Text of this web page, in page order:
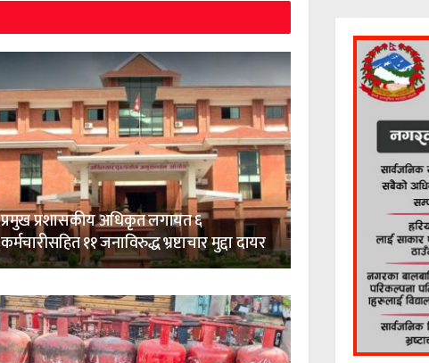
प्रमुख प्रशासकीय अधिकृत लगायत ६
कर्मचारीसहित ११ जनाविरुद्ध भ्रष्टाचार मुद्दा दायर